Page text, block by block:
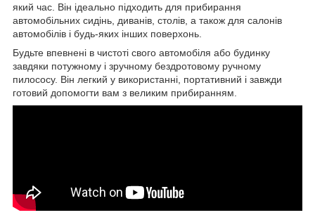
який час. Він ідеально підходить для прибирання
автомобільних сидінь, диванів, столів, а також для салонів
автомобілів і будь-яких інших поверхонь.
Будьте впевнені в чистоті свого автомобіля або будинку
завдяки потужному і зручному бездротовому ручному
пилососу. Він легкий у використанні, портативний і завжди
готовий допомогти вам з великим прибиранням.